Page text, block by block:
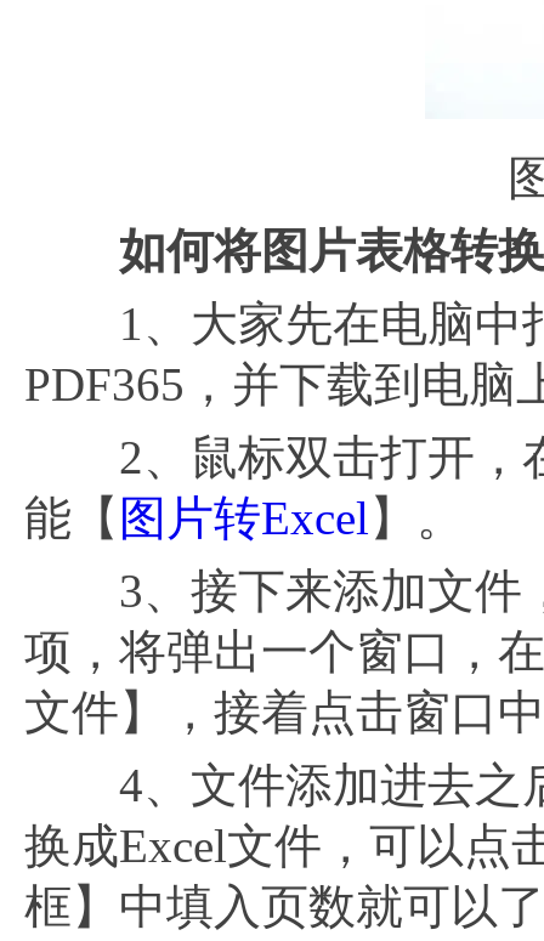
如何将图片表格转
1、大家先在电脑中
PDF365，并下载到电脑
2、鼠标双击打开，
能【 图片转Excel 】。
3、接下来添加文件
项，将弹出一个窗口，
文件】，接着点击窗口
4、文件添加进去之
换成Excel文件，可以点
框】中填入页数就可以